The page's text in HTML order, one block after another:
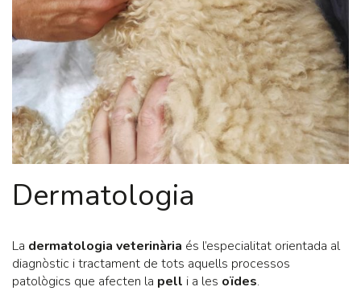
Dermatologia
La dermatologia veterinària és l’especialitat orientada al
diagnòstic i tractament de tots aquells processos
patològics que afecten la pell i a les oïdes.